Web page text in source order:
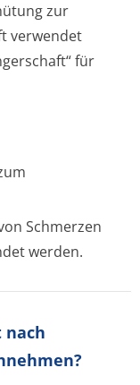
zur
verwendet
für
Schmerzen
werden.
nach